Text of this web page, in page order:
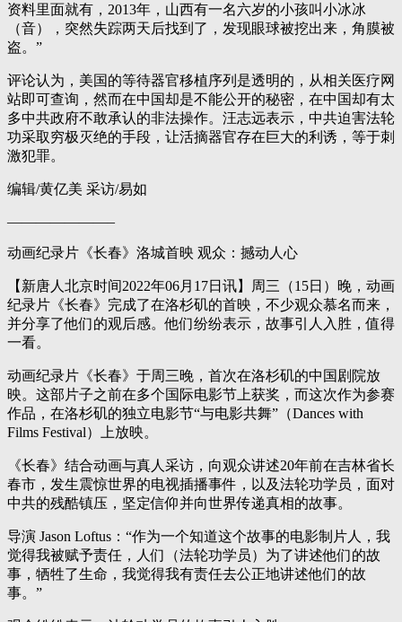
资料里面就有，2013年，山西有一名六岁的小孩叫小冰冰
（音），突然失踪两天后找到了，发现眼球被挖出来，角膜被
盗。”
评论认为，美国的等待器官移植序列是透明的，从相关医疗网
站即可查询，然而在中国却是不能公开的秘密，在中国却有太
多中共政府不敢承认的非法操作。汪志远表示，中共迫害法轮
功采取穷极灭绝的手段，让活摘器官存在巨大的利诱，等于刺
激犯罪。
编辑/黄亿美 采访/易如
———————–
动画纪录片《长春》洛城首映 观众：撼动人心
【新唐人北京时间2022年06月17日讯】周三（15日）晚，动画
纪录片《长春》完成了在洛杉矶的首映，不少观众慕名而来，
并分享了他们的观后感。他们纷纷表示，故事引人入胜，值得
一看。
动画纪录片《长春》于周三晚，首次在洛杉矶的中国剧院放
映。这部片子之前在多个国际电影节上获奖，而这次作为参赛
作品，在洛杉矶的独立电影节“与电影共舞”（Dances with
Films Festival）上放映。
《长春》结合动画与真人采访，向观众讲述20年前在吉林省长
春市，发生震惊世界的电视插播事件，以及法轮功学员，面对
中共的残酷镇压，坚定信仰并向世界传递真相的故事。
导演 Jason Loftus：“作为一个知道这个故事的电影制片人，我
觉得我被赋予责任，人们（法轮功学员）为了讲述他们的故
事，牺牲了生命，我觉得我有责任去公正地讲述他们的故
事。”